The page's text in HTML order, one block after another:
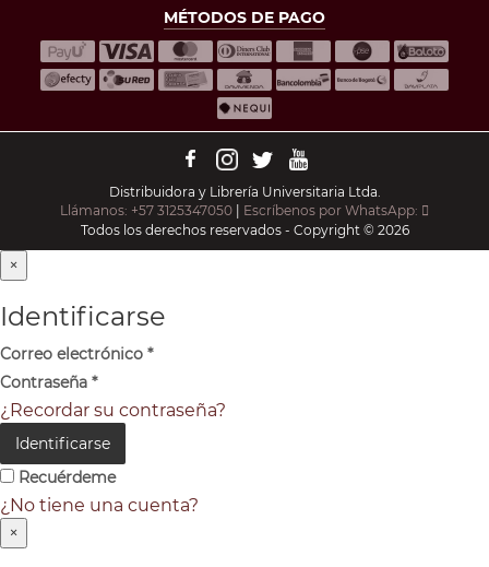
MÉTODOS DE PAGO
Distribuidora y Librería Universitaria Ltda.
Llámanos: +57 3125347050 | Escríbenos por WhatsApp:
Todos los derechos reservados - Copyright © 2026
×
Identificarse
Correo electrónico *
Contraseña *
¿Recordar su contraseña?
Identificarse
Recuérdeme
¿No tiene una cuenta?
×